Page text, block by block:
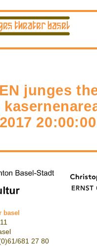
junges
20:00:00
basel
681 27 80